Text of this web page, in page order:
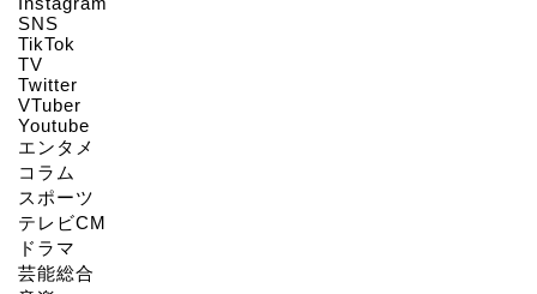
SNS
TikTok
TV
Twitter
VTuber
Youtube
エンタメ
コラム
スポーツ
テレビCM
ドラマ
芸能総合